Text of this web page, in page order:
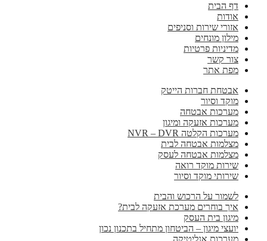
דף הבית
אודות
אזורי שירות וסניפים
מילון מונחים
מדיניות פרטיות
צור קשר
מפת אתר
אבטחת חברות הייטק
מוקד וסיור
מערכות אבטחה
מערכות אזעקה ומיגון
מערכות הקלטה NVR – DVR
מצלמות אבטחה לבית
מצלמות אבטחה לעסק
שירות מוקד רואה
שירותי מוקד וסיור
לשמור על הרכוש והבית
איך בוחרים מערכת אזעקה לבית?
מיגון בית העסק
יועצי מיגון – הביטחון מתחיל בתכנון נכון
מערכות אנליטיקה